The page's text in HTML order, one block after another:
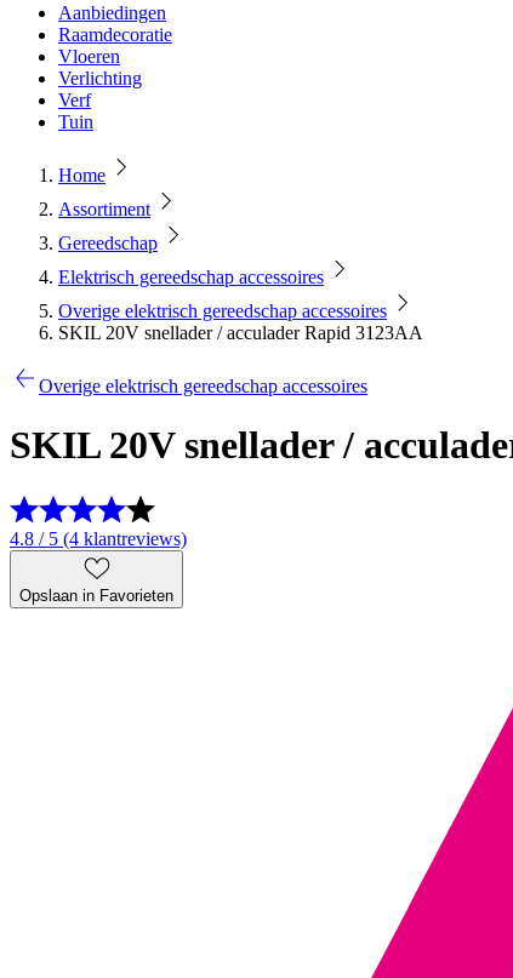
Aanbiedingen
Raamdecoratie
Vloeren
Verlichting
Verf
Tuin
Home
Assortiment
Gereedschap
Elektrisch gereedschap accessoires
Overige elektrisch gereedschap accessoires
SKIL 20V snellader / acculader Rapid 3123AA
Overige elektrisch gereedschap accessoires
SKIL 20V snellader /
4.8 / 5 (4 klantreviews)
Opslaan in Favorieten